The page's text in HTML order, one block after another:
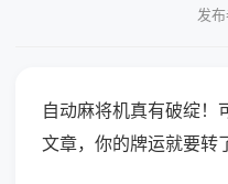
发
自动麻将机真有破绽！
文章，你的牌运就要转